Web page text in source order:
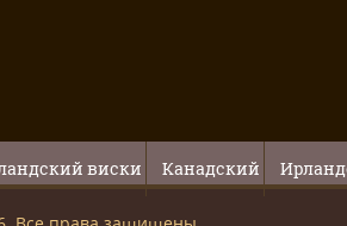
виски Канадский